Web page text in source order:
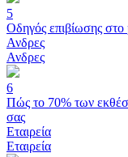
5
Οδηγός επιβίωσης στο
Ανδρες
Ανδρες
6
Πώς το 70% των
σας
Εταιρεία
Εταιρεία